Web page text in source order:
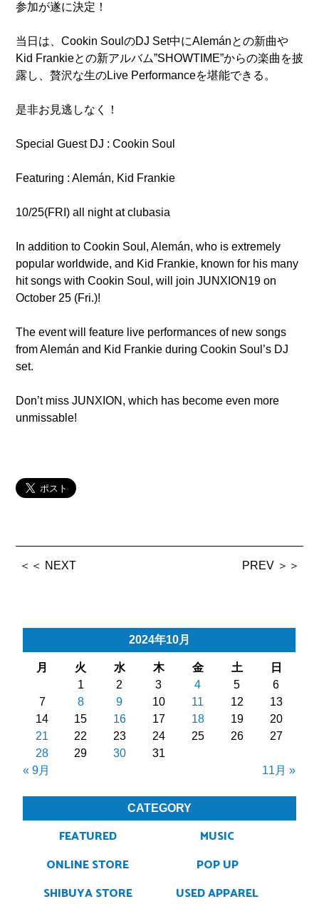
参加が遂に決定！
当日は、Cookin SoulのDJ Set中にAlemánとの新曲や
Kid Frankieとの新アルバム”SHOWTIME”からの楽曲を披
露し、贅沢な生のLive Performanceを堪能できる。
是非お見逃しなく！
Special Guest DJ : Cookin Soul
Featuring : Alemán, Kid Frankie
10/25(FRI) all night at clubasia
In addition to Cookin Soul, Alemán, who is extremely
popular worldwide, and Kid Frankie, known for his many
hit songs with Cookin Soul, will join JUNXION19 on
October 25 (Fri.)!
The event will feature live performances of new songs
from Alemán and Kid Frankie during Cookin Soul’s DJ
set.
Don’t miss JUNXION, which has become even more
unmissable!
＜＜ NEXT PREV ＞＞
2024年10月
月 火 水 木 金 土 日
« 9月 11月 »
1 2 3 4 5
6
7
8 9 10 11 12
13
14
15 16 17 18 19
20
21
22 23 24 25 26
27
28
29 30 31
CATEGORY
FEATURED
MUSIC
ONLINE STORE
POP UP
SHIBUYA STORE
USED APPAREL